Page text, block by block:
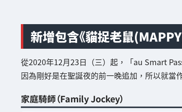
新增包含《貓捉老鼠
從2020年12月23日（三）起，「au Smart
因為剛好是在聖誕夜的前一晚追加，所以就當
家庭騎師（Family Jockey）